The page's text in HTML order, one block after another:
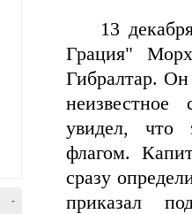
-
13 декабря
Грация"
Гибралтар. Он
увидел, что
флагом.
сразу
приказал